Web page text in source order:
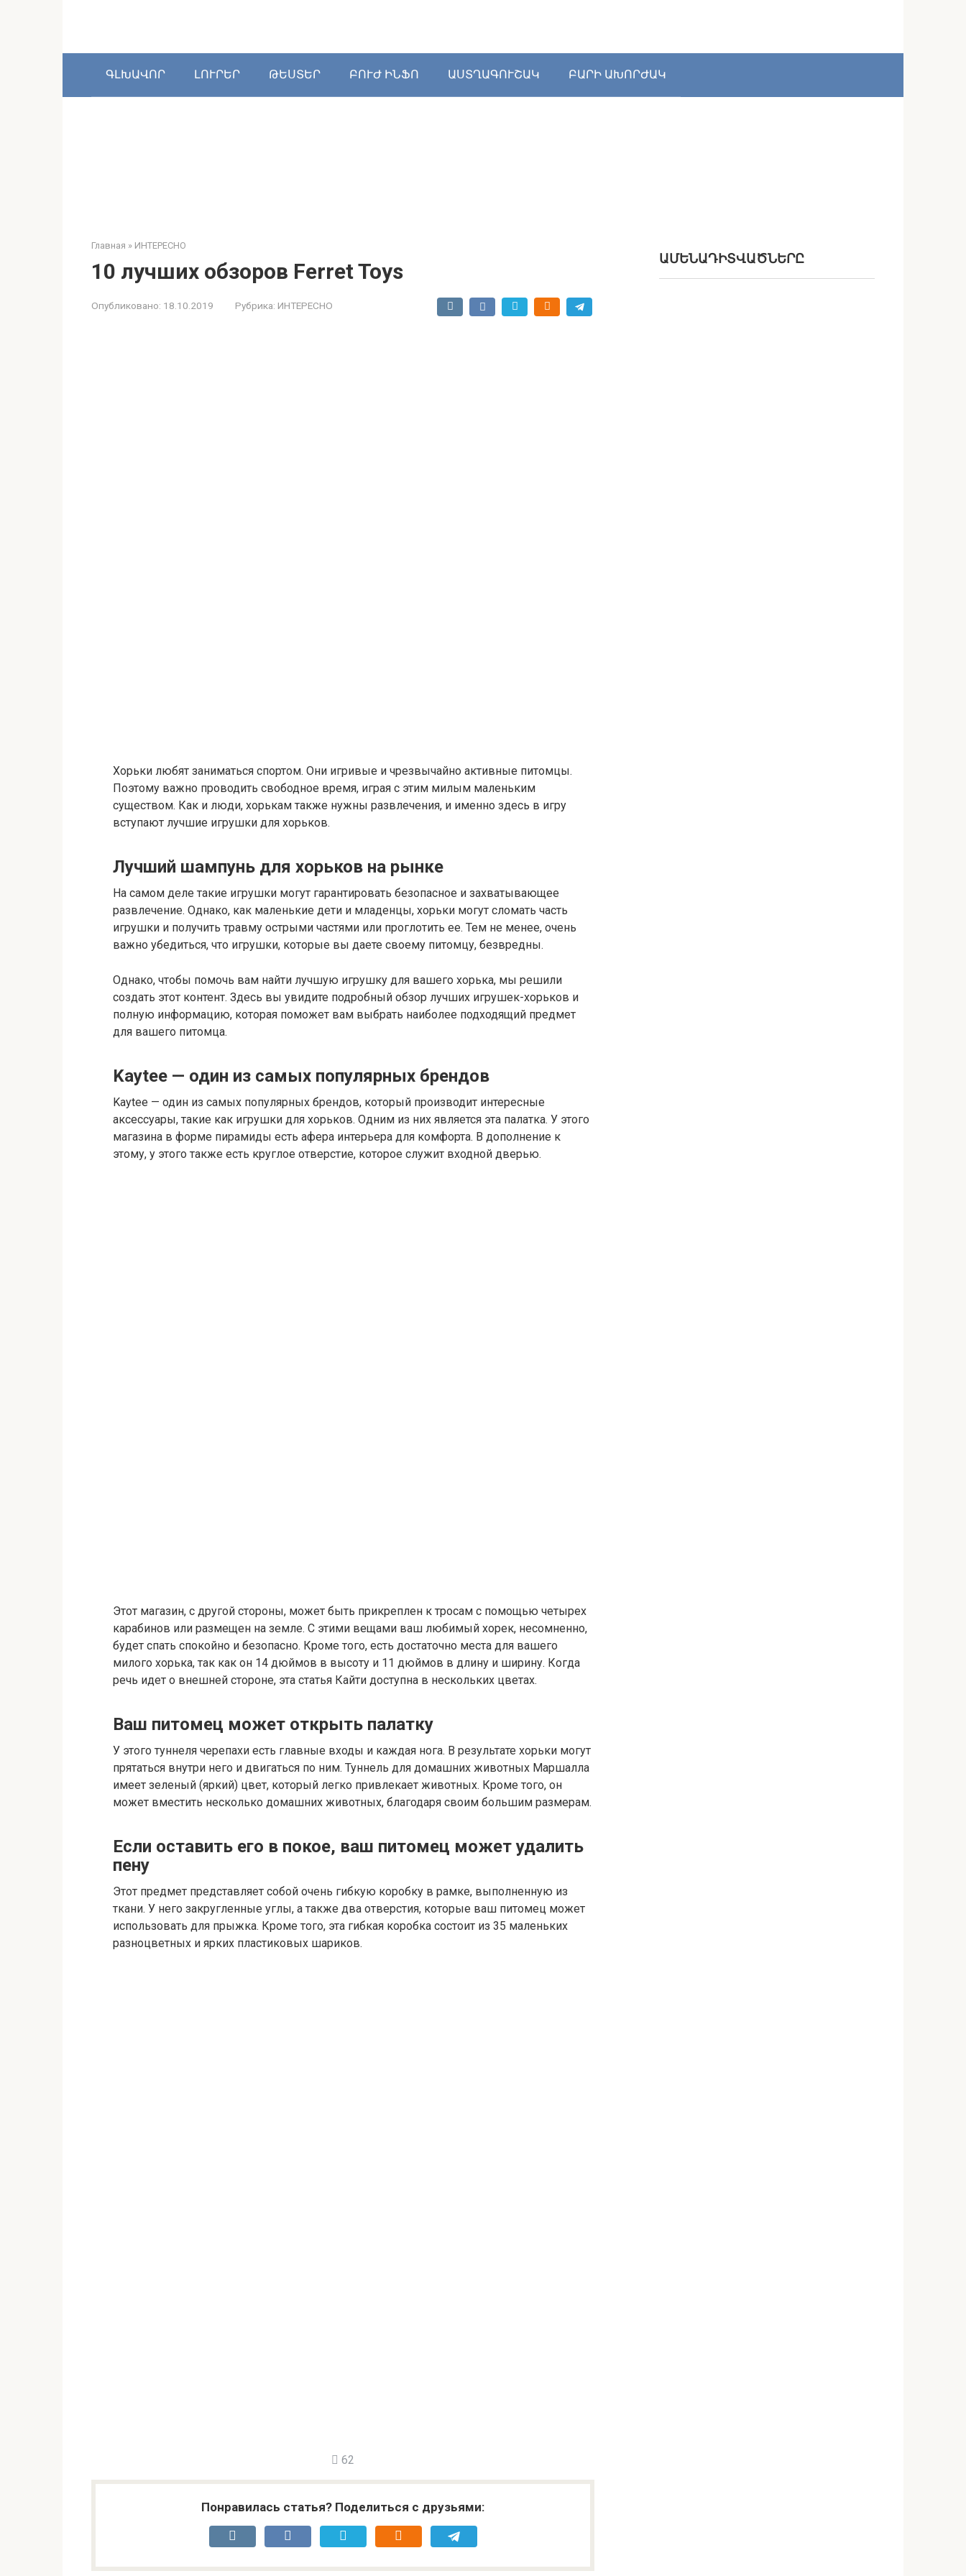
ԳԼԽԱՎՈՐ ԼՈՒՐԵՐ ԹԵՍՏԵՐ ԲՈՒԺ ԻՆՖՈ ԱՍՏՂԱԳՈՒՇԱԿ ԲԱՐԻ ԱԽՈՐԺԱԿ
Главная » ИНТЕРЕСНО
10 лучших обзоров Ferret Toys
Опубликовано: 18.10.2019 Рубрика: ИНТЕРЕСНО
Хорьки любят заниматься спортом. Они игривые и чрезвычайно активные питомцы.
Поэтому важно проводить свободное время, играя с этим милым маленьким
существом. Как и люди, хорькам также нужны развлечения, и именно здесь в игру
вступают лучшие игрушки для хорьков.
Лучший шампунь для хорьков на рынке
На самом деле такие игрушки могут гарантировать безопасное и захватывающее
развлечение. Однако, как маленькие дети и младенцы, хорьки могут сломать часть
игрушки и получить травму острыми частями или проглотить ее. Тем не менее, очень
важно убедиться, что игрушки, которые вы даете своему питомцу, безвредны.
Однако, чтобы помочь вам найти лучшую игрушку для вашего хорька, мы решили
создать этот контент. Здесь вы увидите подробный обзор лучших игрушек-хорьков и
полную информацию, которая поможет вам выбрать наиболее подходящий предмет
для вашего питомца.
Kaytee — один из самых популярных брендов
Kaytee — один из самых популярных брендов, который производит интересные
аксессуары, такие как игрушки для хорьков. Одним из них является эта палатка. У этого
магазина в форме пирамиды есть афера интерьера для комфорта. В дополнение к
этому, у этого также есть круглое отверстие, которое служит входной дверью.
Этот магазин, с другой стороны, может быть прикреплен к тросам с помощью четырех
карабинов или размещен на земле. С этими вещами ваш любимый хорек, несомненно,
будет спать спокойно и безопасно. Кроме того, есть достаточно места для вашего
милого хорька, так как он 14 дюймов в высоту и 11 дюймов в длину и ширину. Когда
речь идет о внешней стороне, эта статья Кайти доступна в нескольких цветах.
Ваш питомец может открыть палатку
У этого туннеля черепахи есть главные входы и каждая нога. В результате хорьки могут
прятаться внутри него и двигаться по ним. Туннель для домашних животных Маршалла
имеет зеленый (яркий) цвет, который легко привлекает животных. Кроме того, он
может вместить несколько домашних животных, благодаря своим большим размерам.
Если оставить его в покое, ваш питомец может удалить
пену
Этот предмет представляет собой очень гибкую коробку в рамке, выполненную из
ткани. У него закругленные углы, а также два отверстия, которые ваш питомец может
использовать для прыжка. Кроме того, эта гибкая коробка состоит из 35 маленьких
разноцветных и ярких пластиковых шариков.
62
Понравилась статья? Поделиться с друзьями:
ԱՄԵՆԱԴԻՏՎԱԾՆԵՐԸ